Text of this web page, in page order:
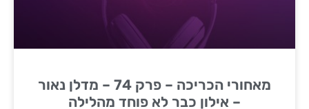
מאחורי הכריכה – פרק 74 – מדלן נאור
– אילון כבר לא פוחד מהלילה